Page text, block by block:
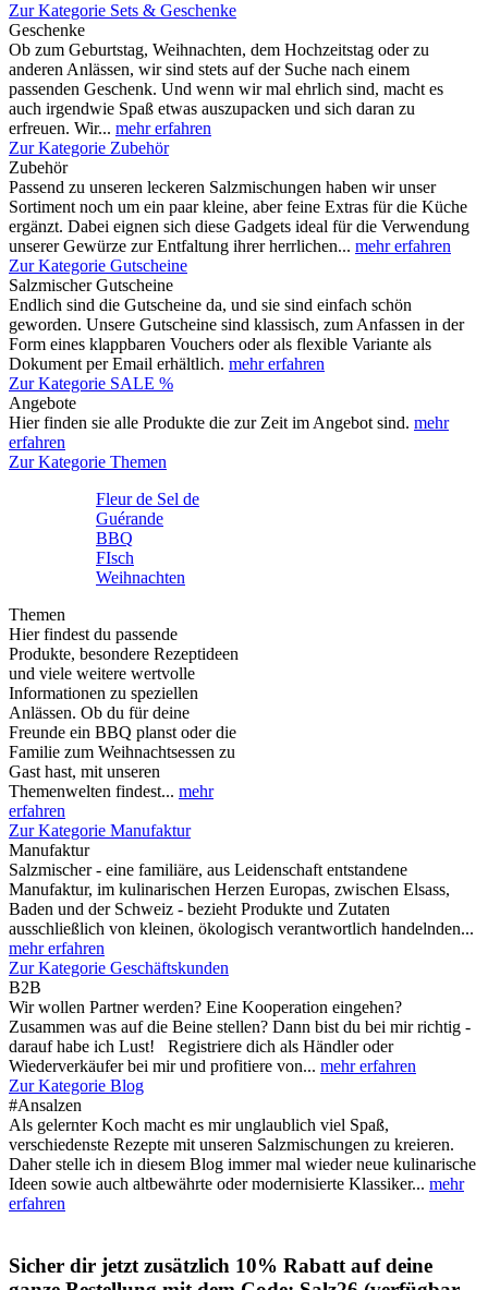
Zur Kategorie Sets & Geschenke
Geschenke
Ob zum Geburtstag, Weihnachten, dem Hochzeitstag oder zu
anderen Anlässen, wir sind stets auf der Suche nach einem
passenden Geschenk. Und wenn wir mal ehrlich sind, macht es
auch irgendwie Spaß etwas auszupacken und sich daran zu
erfreuen. Wir... mehr erfahren
Zur Kategorie Zubehör
Zubehör
Passend zu unseren leckeren Salzmischungen haben wir unser
Sortiment noch um ein paar kleine, aber feine Extras für die Küche
ergänzt. Dabei eignen sich diese Gadgets ideal für die Verwendung
unserer Gewürze zur Entfaltung ihrer herrlichen... mehr erfahren
Zur Kategorie Gutscheine
Salzmischer Gutscheine
Endlich sind die Gutscheine da, und sie sind einfach schön
geworden. Unsere Gutscheine sind klassisch, zum Anfassen in der
Form eines klappbaren Vouchers oder als flexible Variante als
Dokument per Email erhältlich. mehr erfahren
Zur Kategorie SALE %
Angebote
Hier finden sie alle Produkte die zur Zeit im Angebot sind. mehr
erfahren
Zur Kategorie Themen
Fleur de Sel de
Guérande
BBQ
FIsch
Weihnachten
Themen
Hier findest du passende
Produkte, besondere Rezeptideen
und viele weitere wertvolle
Informationen zu speziellen
Anlässen. Ob du für deine
Freunde ein BBQ planst oder die
Familie zum Weihnachtsessen zu
Gast hast, mit unseren
Themenwelten findest... mehr
erfahren
Zur Kategorie Manufaktur
Manufaktur
Salzmischer - eine familiäre, aus Leidenschaft entstandene
Manufaktur, im kulinarischen Herzen Europas, zwischen Elsass,
Baden und der Schweiz - bezieht Produkte und Zutaten
ausschließlich von kleinen, ökologisch verantwortlich handelnden...
mehr erfahren
Zur Kategorie Geschäftskunden
B2B
Wir wollen Partner werden? Eine Kooperation eingehen?
Zusammen was auf die Beine stellen? Dann bist du bei mir richtig -
darauf habe ich Lust! Registriere dich als Händler oder
Wiederverkäufer bei mir und profitiere von... mehr erfahren
Zur Kategorie Blog
#Ansalzen
Als gelernter Koch macht es mir unglaublich viel Spaß,
verschiedenste Rezepte mit unseren Salzmischungen zu kreieren.
Daher stelle ich in diesem Blog immer mal wieder neue kulinarische
Ideen sowie auch altbewährte oder modernisierte Klassiker... mehr
erfahren
Sicher dir jetzt zusätzlich 10% Rabatt auf deine